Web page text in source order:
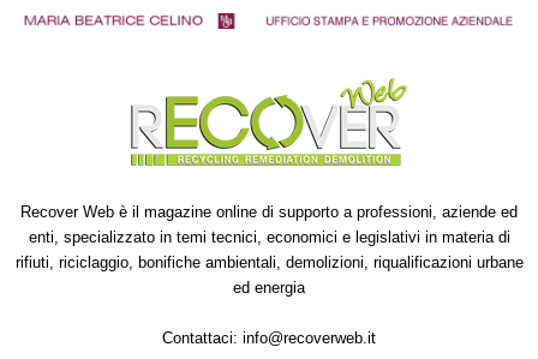
Recover Web è il magazine online di supporto a professioni, aziende ed
enti, specializzato in temi tecnici, economici e legislativi in materia di
rifiuti, riciclaggio, bonifiche ambientali, demolizioni, riqualificazioni urbane
ed energia
Contattaci: info@recoverweb.it